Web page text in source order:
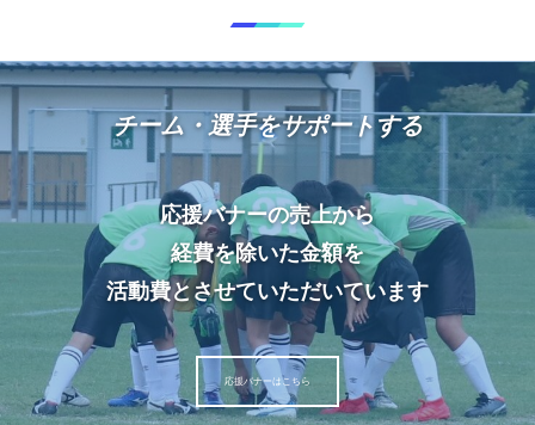
チーム・選手をサポートする
応援バナーの売上から
経費を除いた金額を
活動費とさせていただいています
応援バナーはこちら